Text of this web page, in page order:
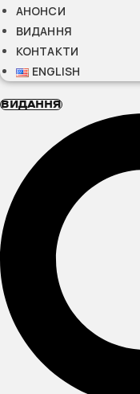
АНОНСИ
ВИДАННЯ
КОНТАКТИ
ENGLISH
ВИДАННЯ